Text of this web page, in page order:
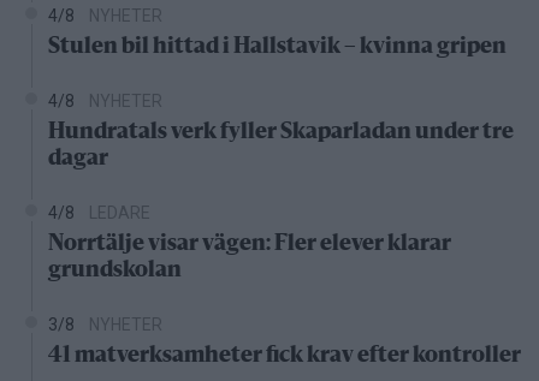
4/8 NYHETER
Stulen bil hittad i Hallstavik – kvinna gripen
4/8 NYHETER
Hundratals verk fyller Skaparladan under tre
dagar
4/8 LEDARE
Norrtälje visar vägen: Fler elever klarar
grundskolan
3/8 NYHETER
41 matverksamheter fick krav efter kontroller